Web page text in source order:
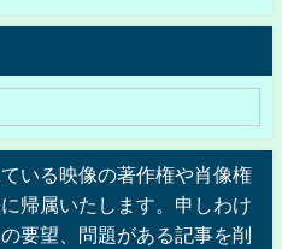
いる映像の著作権や肖像権
帰属いたします。申しわけ
要望、問題がある記事を削